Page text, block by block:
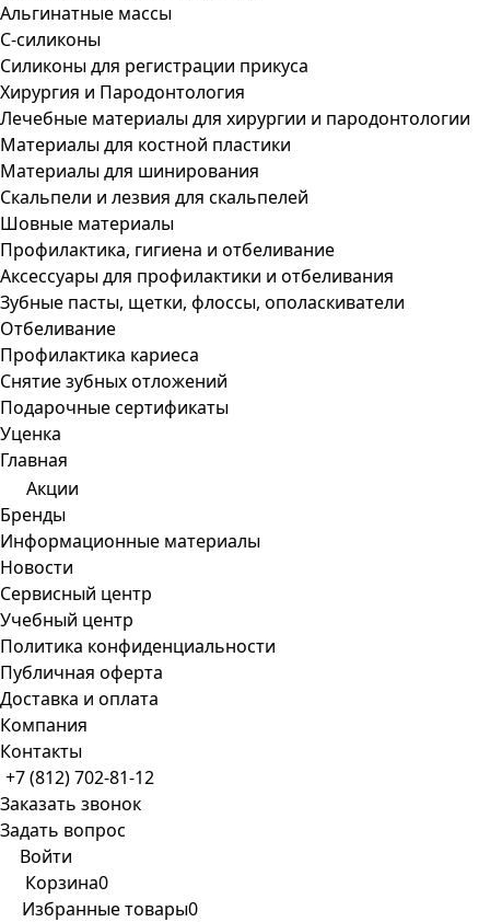
Альгинатные массы
С-силиконы
Силиконы для регистрации прикуса
Хирургия и Пародонтология
Лечебные материалы для хирургии и пародонтологии
Материалы для костной пластики
Материалы для шинирования
Скальпели и лезвия для скальпелей
Шовные материалы
Профилактика, гигиена и отбеливание
Аксессуары для профилактики и отбеливания
Зубные пасты, щетки, флоссы, ополаскиватели
Отбеливание
Профилактика кариеса
Снятие зубных отложений
Подарочные сертификаты
Уценка
Главная
Акции
Бренды
Информационные материалы
Новости
Сервисный центр
Учебный центр
Политика конфиденциальности
Публичная оферта
Доставка и оплата
Компания
Контакты
+7 (812) 702-81-12
Заказать звонок
Задать вопрос
Войти
Корзина0
Избранные товары0